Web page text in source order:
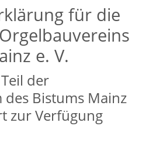
für die
e. V.
der
Bistums Mainz
zur Verfügung